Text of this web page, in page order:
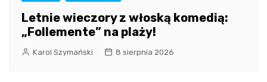
Letnie wieczory z włoską komedią:
„Follemente” na plaży!
Karol Szymański 8 sierpnia 2026